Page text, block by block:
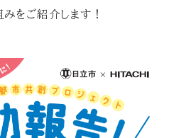
みをご紹介します！